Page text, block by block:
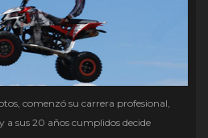
comenzó su carrera profesional,
a sus 20 años cumplidos decide